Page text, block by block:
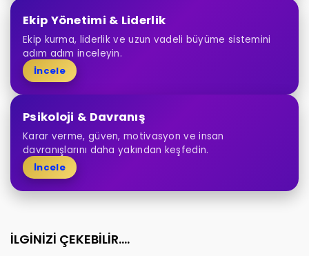
Ekip Yönetimi & Liderlik
Ekip kurma, liderlik ve uzun vadeli büyüme sistemini
adım adım inceleyin.
İncele
Psikoloji & Davranış
Karar verme, güven, motivasyon ve insan
davranışlarını daha yakından keşfedin.
İncele
İLGİNİZİ ÇEKEBİLİR....